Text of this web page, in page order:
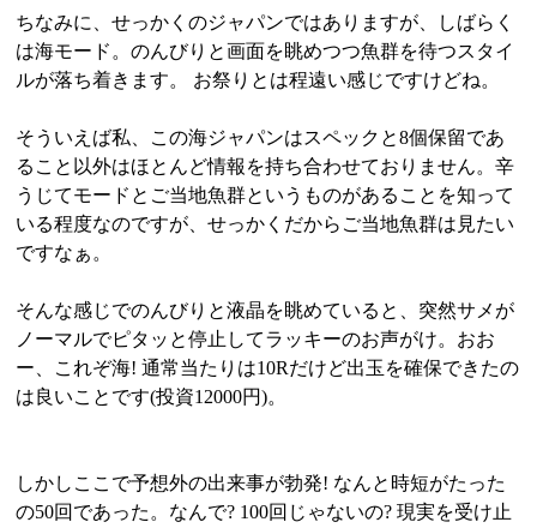
ちなみに、せっかくのジャパンではありますが、しばらく
は海モード。のんびりと画面を眺めつつ魚群を待つスタイ
ルが落ち着きます。 お祭りとは程遠い感じですけどね。
そういえば私、この海ジャパンはスペックと8個保留であ
ること以外はほとんど情報を持ち合わせておりません。辛
うじてモードとご当地魚群というものがあることを知って
いる程度なのですが、せっかくだからご当地魚群は見たい
ですなぁ。
そんな感じでのんびりと液晶を眺めていると、突然サメが
ノーマルでピタッと停止してラッキーのお声がけ。おお
ー、これぞ海! 通常当たりは10Rだけど出玉を確保できたの
は良いことです(投資12000円)。
しかしここで予想外の出来事が勃発! なんと時短がたった
の50回であった。なんで? 100回じゃないの? 現実を受け止